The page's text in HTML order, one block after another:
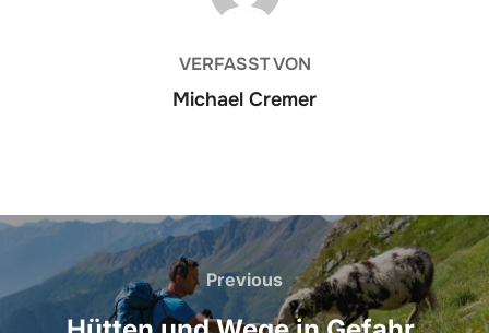
VERFASST VON
Michael Cremer
Beitragsnavigation
Previous
Previous